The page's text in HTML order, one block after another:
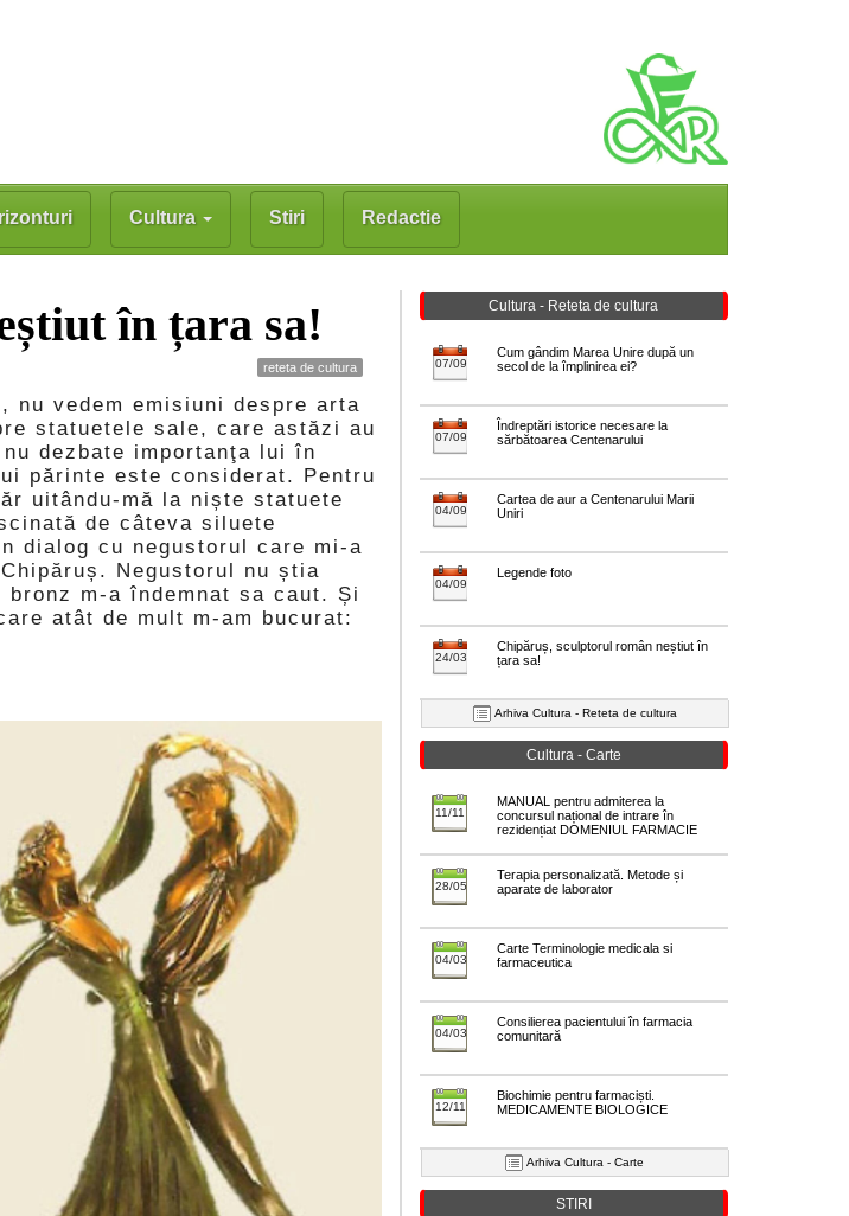
Cultura Stiri Redactie
în țara sa!
reteta de cultura
vedem emisiuni despre arta
statuetele sale, care astăzi au
dezbate importanţa lui în
părinte este considerat. Pentru
uitându-mă la niște statuete
de câteva siluete
dialog cu negustorul care mi-a
Negustorul nu știa
m-a îndemnat sa caut. Și
atât de mult m-am bucurat:
Cultura - Reteta de cultura
07/09
Cum gândim Marea Unire după un
secol de la împlinirea ei?
07/09
Îndreptări istorice necesare la
sărbătoarea Centenarului
04/09
Cartea de aur a Centenarului Marii
Uniri
04/09
Legende foto
24/03
Chipăruș, sculptorul român neștiut în
țara sa!
Arhiva Cultura - Reteta de cultura
Cultura - Carte
11/11
MANUAL pentru admiterea la
concursul național de intrare în
rezidențiat DOMENIUL FARMACIE
28/05
Terapia personalizată. Metode și
aparate de laborator
04/03
Carte Terminologie medicala si
farmaceutica
04/03
Consilierea pacientului în farmacia
comunitară
12/11
Biochimie pentru farmaciști.
MEDICAMENTE BIOLOGICE
Arhiva Cultura - Carte
STIRI